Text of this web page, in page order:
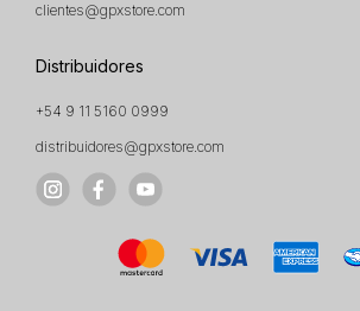
clientes@gpxstore.com
Distribuidores
+54 9 11 5160 0999
distribuidores@gpxstore.com